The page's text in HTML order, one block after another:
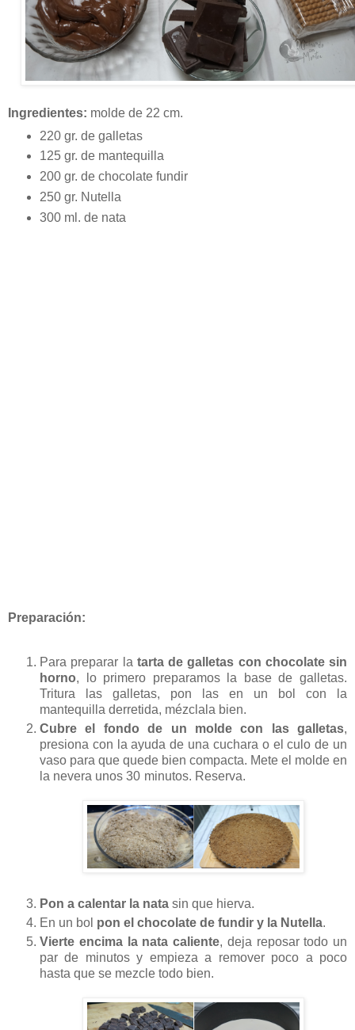
Ingredientes: molde de 22 cm.
220 gr. de galletas
125 gr. de mantequilla
200 gr. de chocolate fundir
250 gr. Nutella
300 ml. de nata
Preparación:
Para preparar la tarta de galletas con chocolate sin
horno, lo primero preparamos la base de galletas.
Tritura las galletas, pon las en un bol con la
mantequilla derretida, mézclala bien.
Cubre el fondo de un molde con las galletas,
presiona con la ayuda de una cuchara o el culo de un
vaso para que quede bien compacta. Mete el molde en
la nevera unos 30 minutos. Reserva.
Pon a calentar la nata sin que hierva.
En un bol pon el chocolate de fundir y la Nutella.
Vierte encima la nata caliente, deja reposar todo un
par de minutos y empieza a remover poco a poco
hasta que se mezcle todo bien.